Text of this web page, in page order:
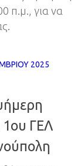
π.μ., για να
2025
1ου ΓΕΛ